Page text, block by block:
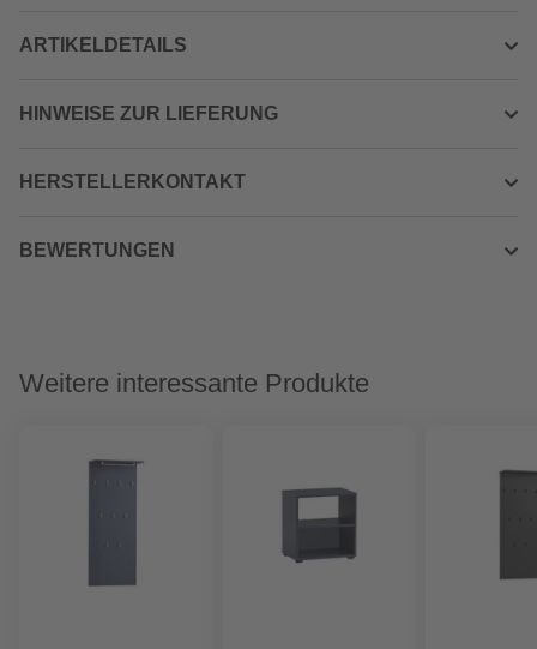
ARTIKELDETAILS
HINWEISE ZUR LIEFERUNG
HERSTELLERKONTAKT
BEWERTUNGEN
Weitere interessante Produkte